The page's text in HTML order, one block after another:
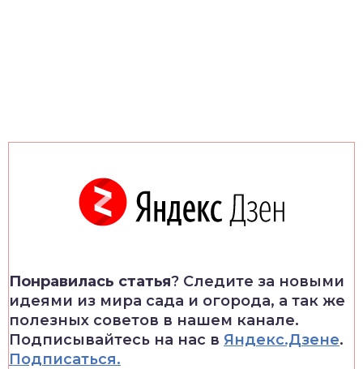
Понравилась статья? Следите за новыми
идеями из мира сада и огорода, а так же
полезных советов в нашем канале.
Подписывайтесь на нас в Яндекс.Дзене.
Подписаться.